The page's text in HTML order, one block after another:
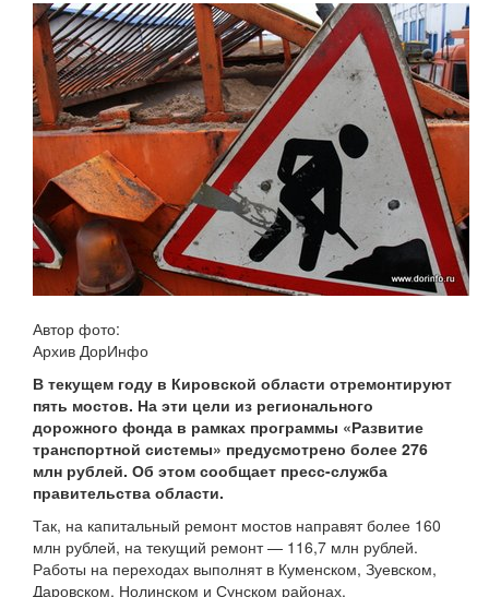
Автор фото:
Архив ДорИнфо
В текущем году в Кировской области отремонтируют
пять мостов. На эти цели из регионального
дорожного фонда в рамках программы «Развитие
транспортной системы» предусмотрено более 276
млн рублей. Об этом сообщает пресс-служба
правительства области.
Так, на капитальный ремонт мостов направят более 160
млн рублей, на текущий ремонт — 116,7 млн рублей.
Работы на переходах выполнят в Куменском, Зуевском,
Даровском, Нолинском и Сунском районах.